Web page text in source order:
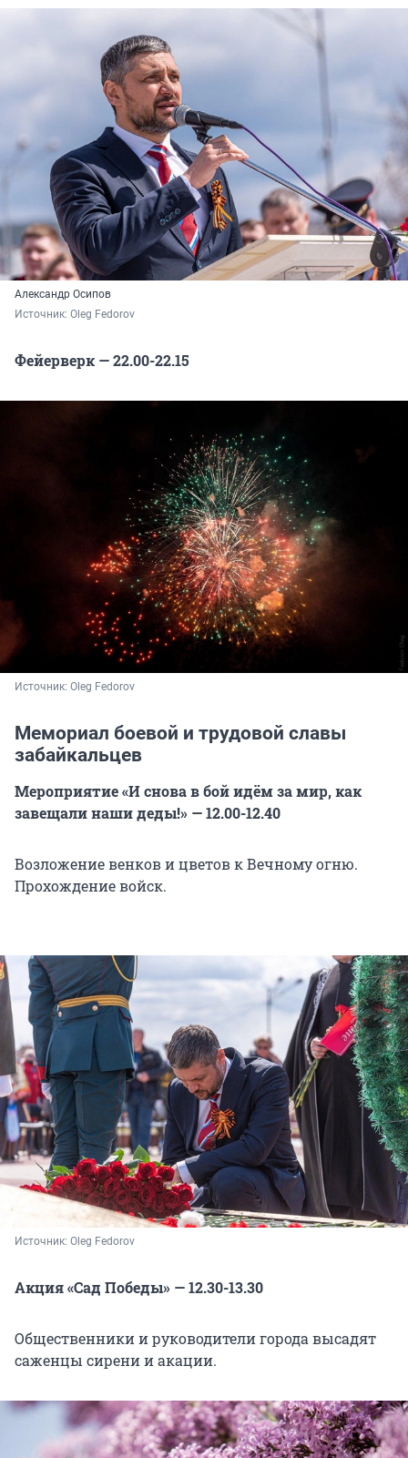
Александр Осипов
Источник: Oleg Fedorov
Фейерверк — 22.00-22.15
Источник: Oleg Fedorov
Мемориал боевой и трудовой славы
забайкальцев
Мероприятие «И снова в бой идём за мир, как
завещали наши деды!» — 12.00-12.40
Возложение венков и цветов к Вечному огню.
Прохождение войск.
Источник: Oleg Fedorov
Акция «Сад Победы» — 12.30-13.30
Общественники и руководители города высадят
саженцы сирени и акации.